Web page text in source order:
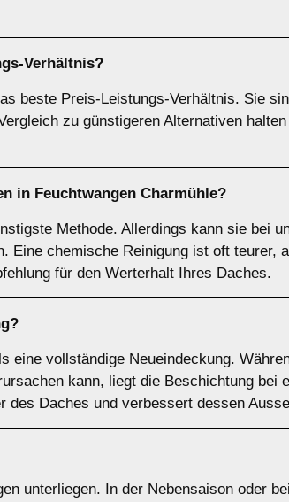
Verhältnis?
beste Preis-Leistungs-Verhältnis. Sie
zu günstigeren Alternativen
in Feuchtwangen Charmühle?
Methode. Allerdings kann sie bei
Eine chemische Reinigung ist oft teurer,
für den Werterhalt Ihres Daches.
eine vollständige Neueindeckung.
kann, liegt die Beschichtung bei
des Daches und verbessert dessen
unterliegen. In der Nebensaison oder